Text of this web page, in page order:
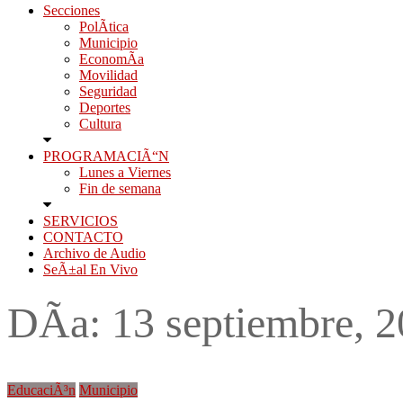
Secciones
PolÃ­tica
Municipio
EconomÃ­a
Movilidad
Seguridad
Deportes
Cultura
PROGRAMACIÃ“N
Lunes a Viernes
Fin de semana
SERVICIOS
CONTACTO
Archivo de Audio
SeÃ±al En Vivo
DÃ­a: 13 septiembre,
EducaciÃ³n Municipio